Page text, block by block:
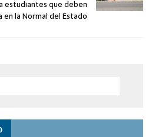
estudiantes que deben
la Normal del Estado